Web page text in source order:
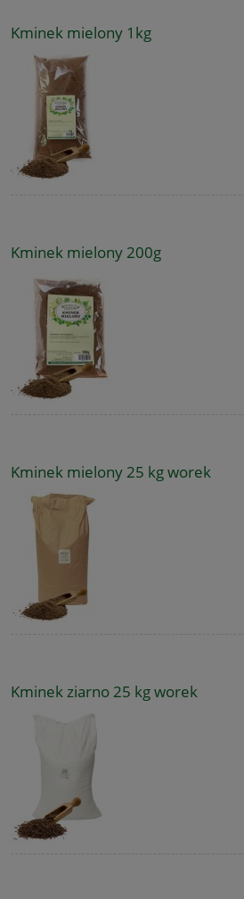
Kminek mielony 1kg
Kminek mielony 200g
Kminek mielony 25 kg worek
Kminek ziarno 25 kg worek